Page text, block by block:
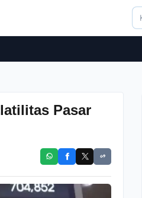
Pasar